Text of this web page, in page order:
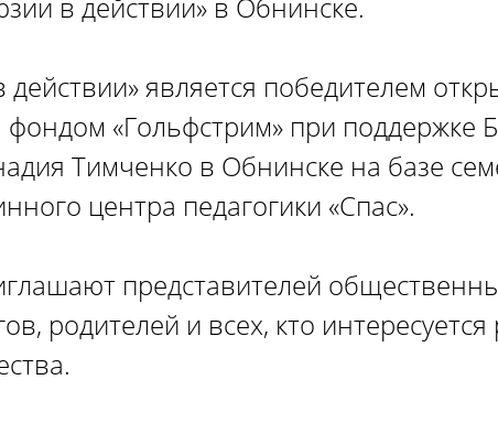
является победителем
фондом «Гольфстрим» при поддержке
Тимченко в Обнинске на базе
центра педагогики «Спас».
представителей
родителей и всех, кто